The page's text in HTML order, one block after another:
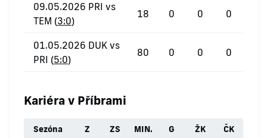
09.05.2026 PRI vs
TEM (3:0)
18 0 0 0
01.05.2026 DUK vs
PRI (5:0)
80 0 0 0
Kariéra v Příbrami
Sezóna Z ZS MIN. G ŽK ČK